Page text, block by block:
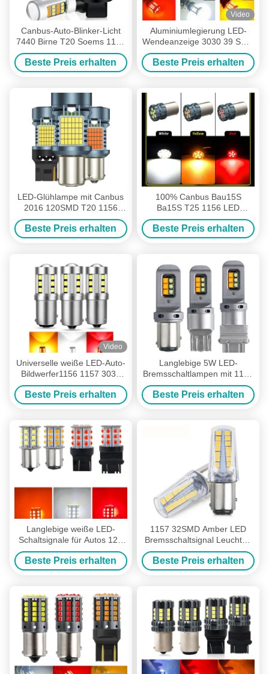
Canbus-Auto-Blinker-Licht
7440 Birne T20 Soems 1156
führte blinkendes Innenlicht
Beste Preis erhalten
Video
Aluminiumlegierung LED-
Wendeanzeige 3030 39 SMD
12v 1156 BA15S 1157
BAY15D T20 T25 Auto-
Wendeanzeige
Beste Preis erhalten
LED-Glühlampe mit Canbus
2016 120SMD T20 1156
1157 3156 3157 LED-
Schaltsignal Bremsleuchten
mit Lüfter-Autolampe
Beste Preis erhalten
100% Canbus Bau15S
Ba15S T25 1156 LED
Glühbirne 900Lm 3030 Chips
6LED 12V Bremsdreh-
Signalleuchten 6W
Beste Preis erhalten
Video
Universelle weiße LED-Auto-
Bildwerfer1156 1157 3030
15SMD LED-Glühlampe
Weiß gelb Canbus
Kennzeichen Innenbereich
Beste Preis erhalten
Langlebige 5W LED-
Bremsschaltlampen mit 1156
Universal 12smd LED-
Glühlampen 1156 P21W
BA15S PY21W 3157 7443
Beste Preis erhalten
Langlebige weiße LED-
Schaltsignale für Autos 12V
Aluminiumlegierung Körper
Weiß Gelb Rot 3030 33SMD
Beste Preis erhalten
1157 32SMD Amber LED
Bremsschaltsignal Leuchten
LED Glühbirne Autoschwanz
Stopp Schaltsignal
Zurückfahren für Motorrad
Beste Preis erhalten